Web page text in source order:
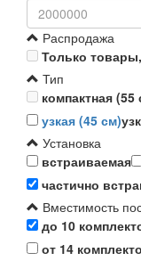
Распродажа
Только
Тип
компактная (55
узкая (45 см)
Установка
встраиваемая
частично
Вместимость
до 10
от 14